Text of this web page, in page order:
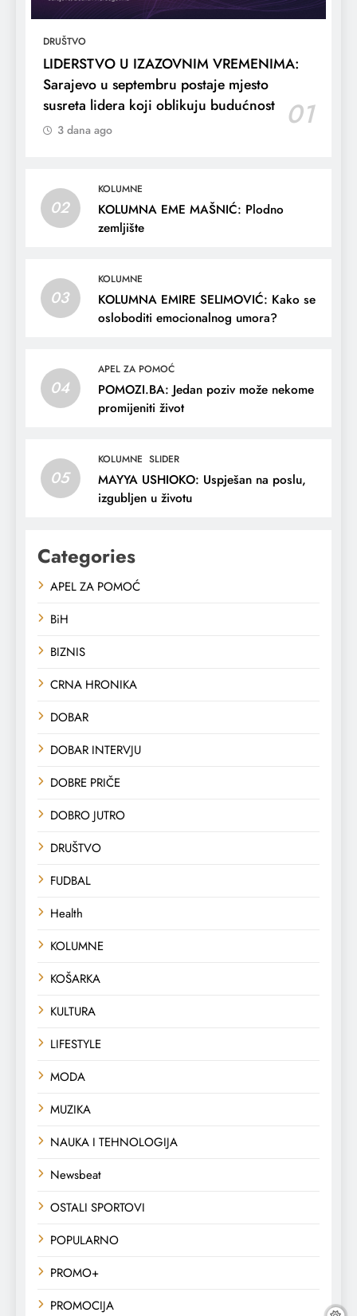
DRUŠTVO
LIDERSTVO U IZAZOVNIM VREMENIMA:
Sarajevo u septembru postaje mjesto
susreta lidera koji oblikuju budućnost
01
3 dana ago
02
KOLUMNE
KOLUMNA EME MAŠNIĆ: Plodno
zemljište
03
KOLUMNE
KOLUMNA EMIRE SELIMOVIĆ: Kako se
osloboditi emocionalnog umora?
04
APEL ZA POMOĆ
POMOZI.BA: Jedan poziv može nekome
promijeniti život
05
KOLUMNE SLIDER
MAYYA USHIOKO: Uspješan na poslu,
izgubljen u životu
Categories
APEL ZA POMOĆ
BiH
BIZNIS
CRNA HRONIKA
DOBAR
DOBAR INTERVJU
DOBRE PRIČE
DOBRO JUTRO
DRUŠTVO
FUDBAL
Health
KOLUMNE
KOŠARKA
KULTURA
LIFESTYLE
MODA
MUZIKA
NAUKA I TEHNOLOGIJA
Newsbeat
OSTALI SPORTOVI
POPULARNO
PROMO+
PROMOCIJA